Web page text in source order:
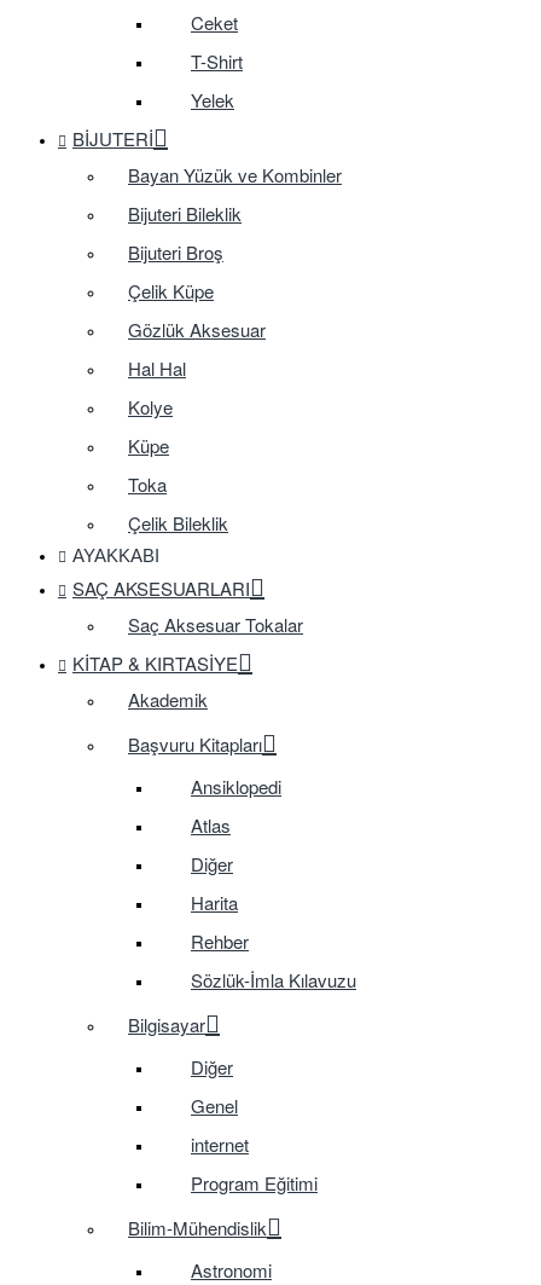
Ceket
T-Shirt
Yelek
BIJUTERI
Bayan Yüzük ve Kombinler
Bijuteri Bileklik
Bijuteri Broş
Çelik Küpe
Gözlük Aksesuar
Hal Hal
Kolye
Küpe
Toka
Çelik Bileklik
AYAKKABI
SAÇ AKSESUARLARI
Saç Aksesuar Tokalar
KITAP & KIRTASIYE
Akademik
Başvuru Kitapları
Ansiklopedi
Atlas
Diğer
Harita
Rehber
Sözlük-İmla Kılavuzu
Bilgisayar
Diğer
Genel
internet
Program Eğitimi
Bilim-Mühendislik
Astronomi